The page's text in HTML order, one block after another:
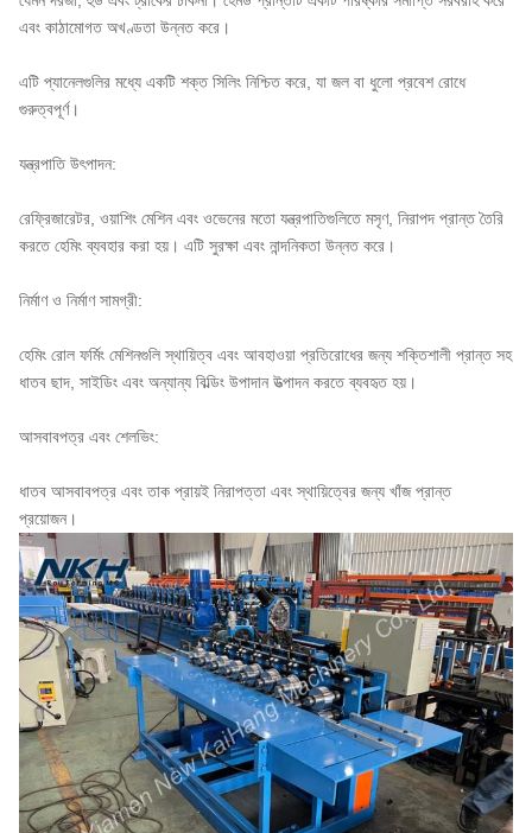
এবং কাঠামোগত অখণ্ডতা উন্নত করে।
এটি প্যানেলগুলির মধ্যে একটি শক্ত সিলিং নিশ্চিত করে, যা জল বা ধুলো প্রবেশ রোধে
গুরুত্বপূর্ণ।
যন্ত্রপাতি উৎপাদন:
রেফ্রিজারেটর, ওয়াশিং মেশিন এবং ওভেনের মতো যন্ত্রপাতিগুলিতে মসৃণ, নিরাপদ প্রান্ত তৈরি
করতে হেমিং ব্যবহার করা হয়। এটি সুরক্ষা এবং নান্দনিকতা উন্নত করে।
নির্মাণ ও নির্মাণ সামগ্রী:
হেমিং রোল ফর্মিং মেশিনগুলি স্থায়িত্ব এবং আবহাওয়া প্রতিরোধের জন্য শক্তিশালী প্রান্ত সহ
ধাতব ছাদ, সাইডিং এবং অন্যান্য বিল্ডিং উপাদান উত্পাদন করতে ব্যবহৃত হয়।
আসবাবপত্র এবং শেলভিং:
ধাতব আসবাবপত্র এবং তাক প্রায়ই নিরাপত্তা এবং স্থায়িত্বের জন্য খাঁজ প্রান্ত
প্রয়োজন।